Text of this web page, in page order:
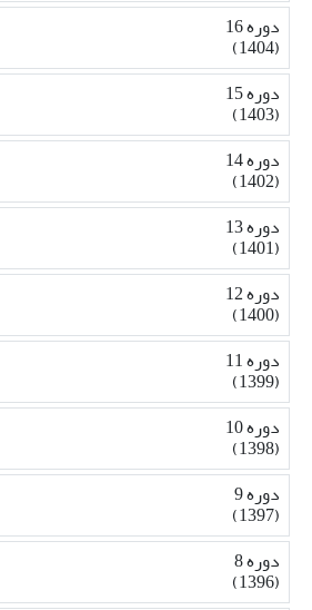
دوره 16
(1404)
دوره 15
(1403)
دوره 14
(1402)
دوره 13
(1401)
دوره 12
(1400)
دوره 11
(1399)
دوره 10
(1398)
دوره 9
(1397)
دوره 8
(1396)